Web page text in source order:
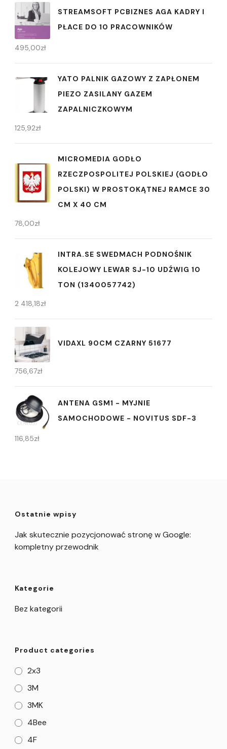
STREAMSOFT PCBIZNES AGA KADRY I
PŁACE DO 10 PRACOWNIKÓW
495,00zł
YATO PALNIK GAZOWY Z ZAPŁONEM
PIEZO ZASILANY GAZEM
ZAPALNICZKOWYM
125,92zł
MICROMEDIA GODŁO
RZECZPOSPOLITEJ POLSKIEJ (GODŁO
POLSKI) W PROSTOKĄTNEJ RAMCE 30
CM X 40 CM
78,00zł
INTRA.SE SWEDMACH PODNOŚNIK
KOLEJOWY LEWAR SJ-10 UDŹWIG 10
TON (1340057742)
2 418,18zł
VIDAXL 90CM CZARNY 51677
756,67zł
ANTENA GSM1 - MYJNIE
SAMOCHODOWE - NOVITUS SDF-3
116,85zł
Ostatnie wpisy
Jak skutecznie pozycjonować stronę w Google:
kompletny przewodnik
Kategorie
Bez kategorii
Product categories
2x3
3M
3MK
4Bee
4F